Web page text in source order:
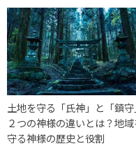
土地を守る「氏神」と「鎮守
２つの神様の違いとは？地域
守る神様の歴史と役割